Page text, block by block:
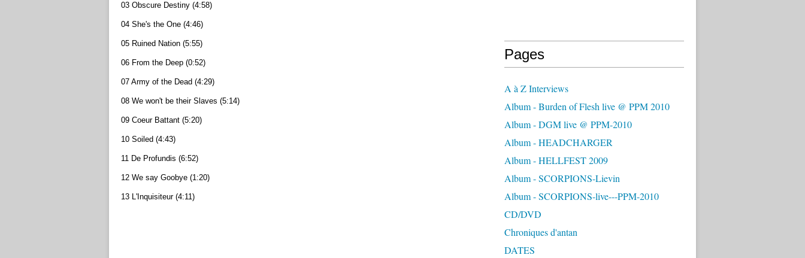
03 Obscure Destiny (4:58)
04 She's the One (4:46)
05 Ruined Nation (5:55)
06 From the Deep (0:52)
07 Army of the Dead (4:29)
08 We won't be their Slaves (5:14)
09 Coeur Battant (5:20)
10 Soiled (4:43)
11 De Profundis (6:52)
12 We say Goobye (1:20)
13 L'Inquisiteur (4:11)
Pages
A à Z Interviews
Album - Burden of Flesh live @ PPM 2010
Album - DGM live @ PPM-2010
Album - HEADCHARGER
Album - HELLFEST 2009
Album - SCORPIONS-Lievin
Album - SCORPIONS-live---PPM-2010
CD/DVD
Chroniques d'antan
DATES